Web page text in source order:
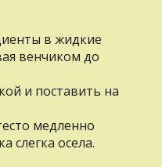
в жидкие
венчиком до
и поставить на
медленно
слегка осела.